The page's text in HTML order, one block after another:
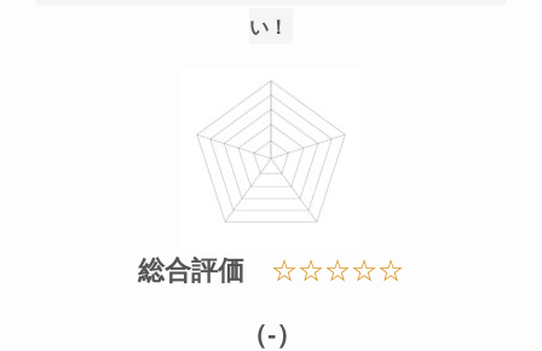
い！
総合評価 ☆☆☆☆☆
（-）